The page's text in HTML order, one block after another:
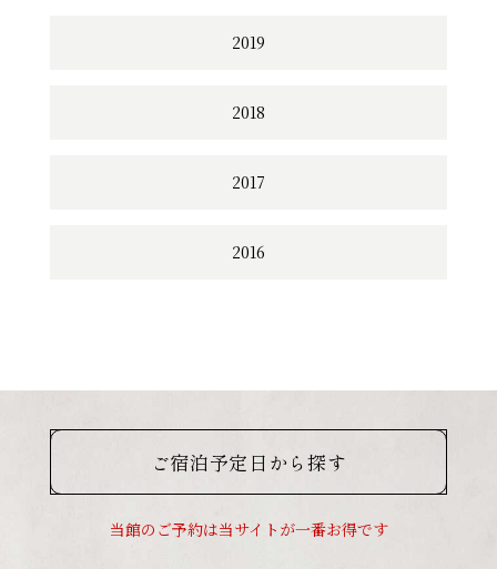
2019
2018
2017
2016
ご宿泊予定日から探す
当館のご予約は当サイトが一番お得です